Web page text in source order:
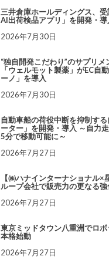
三井倉庫ホールディングス、
AI出荷検品アプリ」を開発・導
2026年7月30日
“独自開発こだわり”のサプリ
「ウェルモット製薬」がEC自
ーノ」を導入
2026年7月30日
自動車船の荷役中断を抑制す
ーター」を開発・導入 ～自力
5分で移動可能に～
2026年7月27日
【㈱ハナインターナショナル×
ループ会社で販売力の更なる強
2026年7月27日
東京ミッドタウン八重洲でロ
本格始動
2026年7月27日